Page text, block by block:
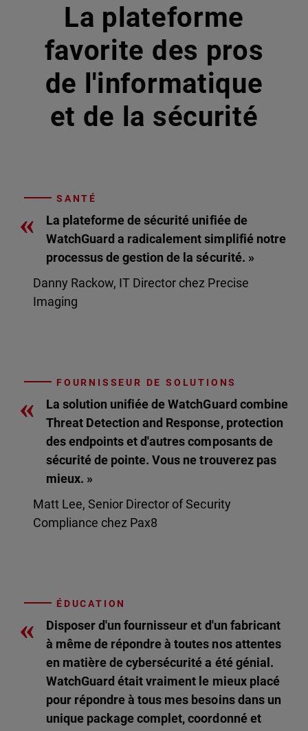
La plateforme
favorite des pros
de l'informatique
et de la sécurité
SANTÉ
«
La plateforme de sécurité unifiée de
WatchGuard a radicalement simplifié notre
processus de gestion de la sécurité. »
Danny Rackow, IT Director chez Precise
Imaging
FOURNISSEUR DE SOLUTIONS
«
La solution unifiée de WatchGuard combine
Threat Detection and Response, protection
des endpoints et d'autres composants de
sécurité de pointe. Vous ne trouverez pas
mieux. »
Matt Lee, Senior Director of Security
Compliance chez Pax8
ÉDUCATION
«
Disposer d'un fournisseur et d'un fabricant
à même de répondre à toutes nos attentes
en matière de cybersécurité a été génial.
WatchGuard était vraiment le mieux placé
pour répondre à tous mes besoins dans un
unique package complet, coordonné et